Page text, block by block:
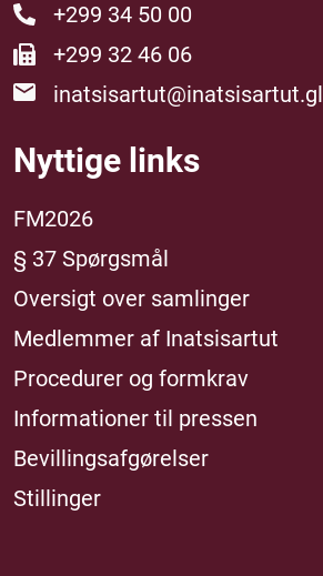
+299 34 50 00
+299 32 46 06
inatsisartut@inatsisartut.gl
Nyttige links
FM2026
§ 37 Spørgsmål
Oversigt over samlinger
Medlemmer af Inatsisartut
Procedurer og formkrav
Informationer til pressen
Bevillingsafgørelser
Stillinger